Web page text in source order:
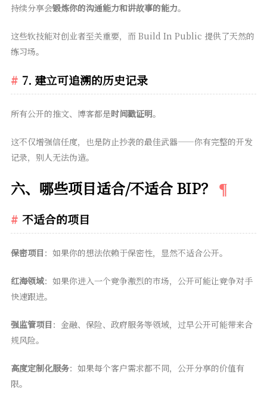
持续分享会锻炼你的沟通能力和讲故事的能力。
这些软技能对创业者至关重要，而 Build In Public 提供了天然的
练习场。
7. 建立可追溯的历史记录
所有公开的推文、博客都是时间戳证明。
这不仅增强信任度，也是防止抄袭的最佳武器——你有完整的开发
记录，别人无法伪造。
六、哪些项目适合/不适合 BIP？
不适合的项目
保密项目：如果你的想法依赖于保密性，显然不适合公开。
红海领域：如果你进入一个竞争激烈的市场，公开可能让竞争对手
快速跟进。
强监管项目：金融、保险、政府服务等领域，过早公开可能带来合
规风险。
高度定制化服务：如果每个客户需求都不同，公开分享的价值有
限。